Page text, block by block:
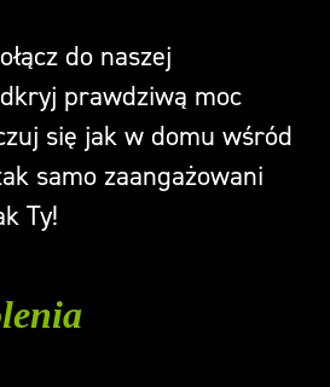
do naszej
prawdziwą moc
się jak w domu wśród
samo zaangażowani
Ty!